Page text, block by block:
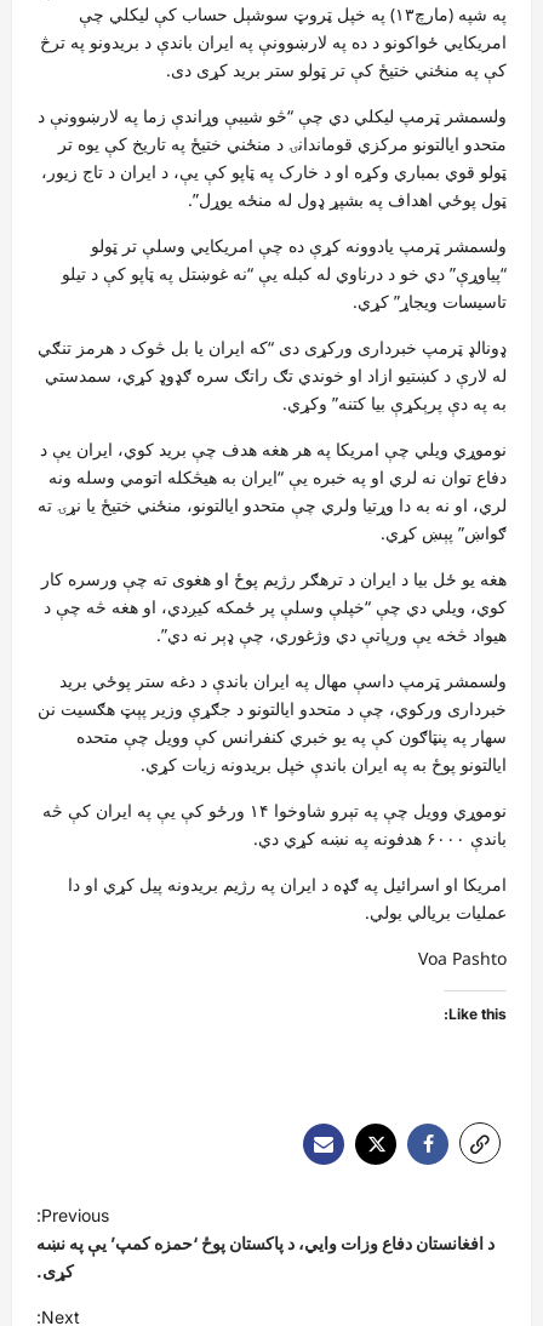
په شپه (مارچ۱۳) په خپل ټروټ سوشېل حساب کې لیکلي چې
امریکايي ځواکونو د ده په لارښوونې په ایران باندې د بریدونو په ترڅ
کې په منځني ختیځ کې تر ټولو ستر برید کړی دی.
ولسمشر ټرمپ لیکلي دي چې “څو شیبې وړاندې زما په لارښوونې د
متحدو ایالتونو مرکزي قوماندانۍ د منځني ختیځ په تاریخ کې یوه تر
ټولو قوي بمباري وکړه او د خارک په ټاپو کې یې، د ایران د تاج زیور،
ټول پوځي اهداف په بشپړ ډول له منځه یوړل”.
ولسمشر ټرمپ یادوونه کړې ده چې امریکايي وسلې تر ټولو
“پیاوړې” دي خو د درناوي له کبله یې “نه غوښتل په ټاپو کې د تیلو
تاسیسات ویجاړ” کړي.
ډونالډ ټرمپ خبرداری ورکړی دی “که ایران یا بل څوک د هرمز تنګي
له لارې د کښتیو ازاد او خوندي تګ راتګ سره ګډوډ کړي، سمدستي
به په دې پرېکړې بیا کتنه” وکړي.
نوموړي ویلي چې امریکا په هر هغه هدف چې برید کوي، ایران یې د
دفاع توان نه لري او په خبره یې “ایران به هیڅکله اتومي وسله ونه
لري، او نه به دا وړتیا ولري چې متحدو ایالتونو، منځني ختیځ یا نړۍ ته
ګواښ” پېښ کړي.
هغه یو ځل بیا د ایران د ترهګر رژیم پوځ او هغوی ته چې ورسره کار
کوي، ویلي دي چې “خپلې وسلې پر ځمکه کیږدي، او هغه څه چې د
هیواد څخه یې ورپاتې دي وژغوري، چې ډېر نه دي”.
ولسمشر ټرمپ داسې مهال په ایران باندې د دغه ستر پوځي برید
خبرداری ورکوي، چې د متحدو ایالتونو د جګړې وزیر پېټ هګسیت نن
سهار په پنټاګون کې په یو خبري کنفرانس کې وویل چې متحده
ایالتونو پوځ به په ایران باندې خپل بریدونه زیات کړي.
نوموړي وویل چې په تېرو شاوخوا ۱۴ ورځو کې یې په ایران کې څه
باندې ۶۰۰۰ هدفونه په نښه کړي دي.
امریکا او اسرائیل په ګډه د ایران په رژیم بریدونه پيل کړي او دا
عملیات بریالي بولي.
Voa Pashto
Like this:
o
Previous:
د افغانستان دفاع وزات وايي، د پاکستان پوځ ‘حمزه کمپ’ یې په نښه
کړی.
Next: